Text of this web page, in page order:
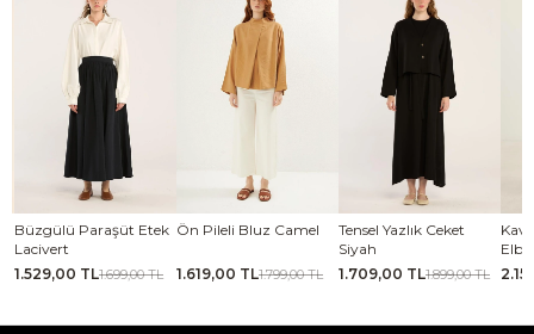
Büzgülü Paraşüt Etek
Lacivert
1.529,00 TL1.699,00 TL
Ön Pileli Bluz Camel
1.619,00 TL1.799,00 TL
Tensel Yazlık Ceket
Siyah
1.709,00 TL1.899,00 TL